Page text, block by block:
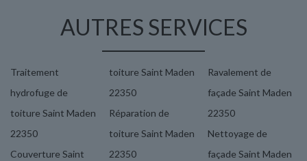
AUTRES SERVICES
Traitement
hydrofuge de
toiture Saint Maden
22350
Couverture Saint
toiture Saint Maden
22350
Réparation de
toiture Saint Maden
22350
Ravalement de
façade Saint Maden
22350
Nettoyage de
façade Saint Maden